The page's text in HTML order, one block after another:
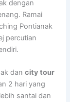
dengan
Ramai
Pontianak
percutian
dancity tour
2 hari yang
santai dan